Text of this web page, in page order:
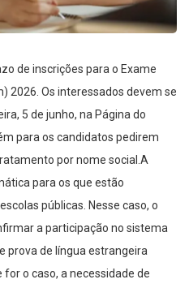
de inscrições para o Exame
2026. Os interessados devem se
5 de junho, na Página do
para os candidatos pedirem
por nome social.A
para os que estão
públicas. Nesse caso, o
a participação no sistema
prova de língua estrangeira
for o caso, a necessidade de